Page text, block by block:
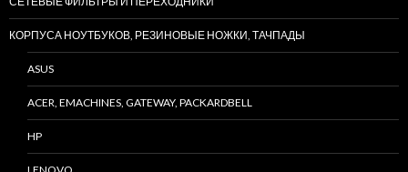
КОРПУСА НОУТБУКОВ, РЕЗИНОВЫЕ НОЖКИ, ТАЧПАДЫ
ASUS
ACER, EMACHINES, GATEWAY, PACKARDBELL
HP